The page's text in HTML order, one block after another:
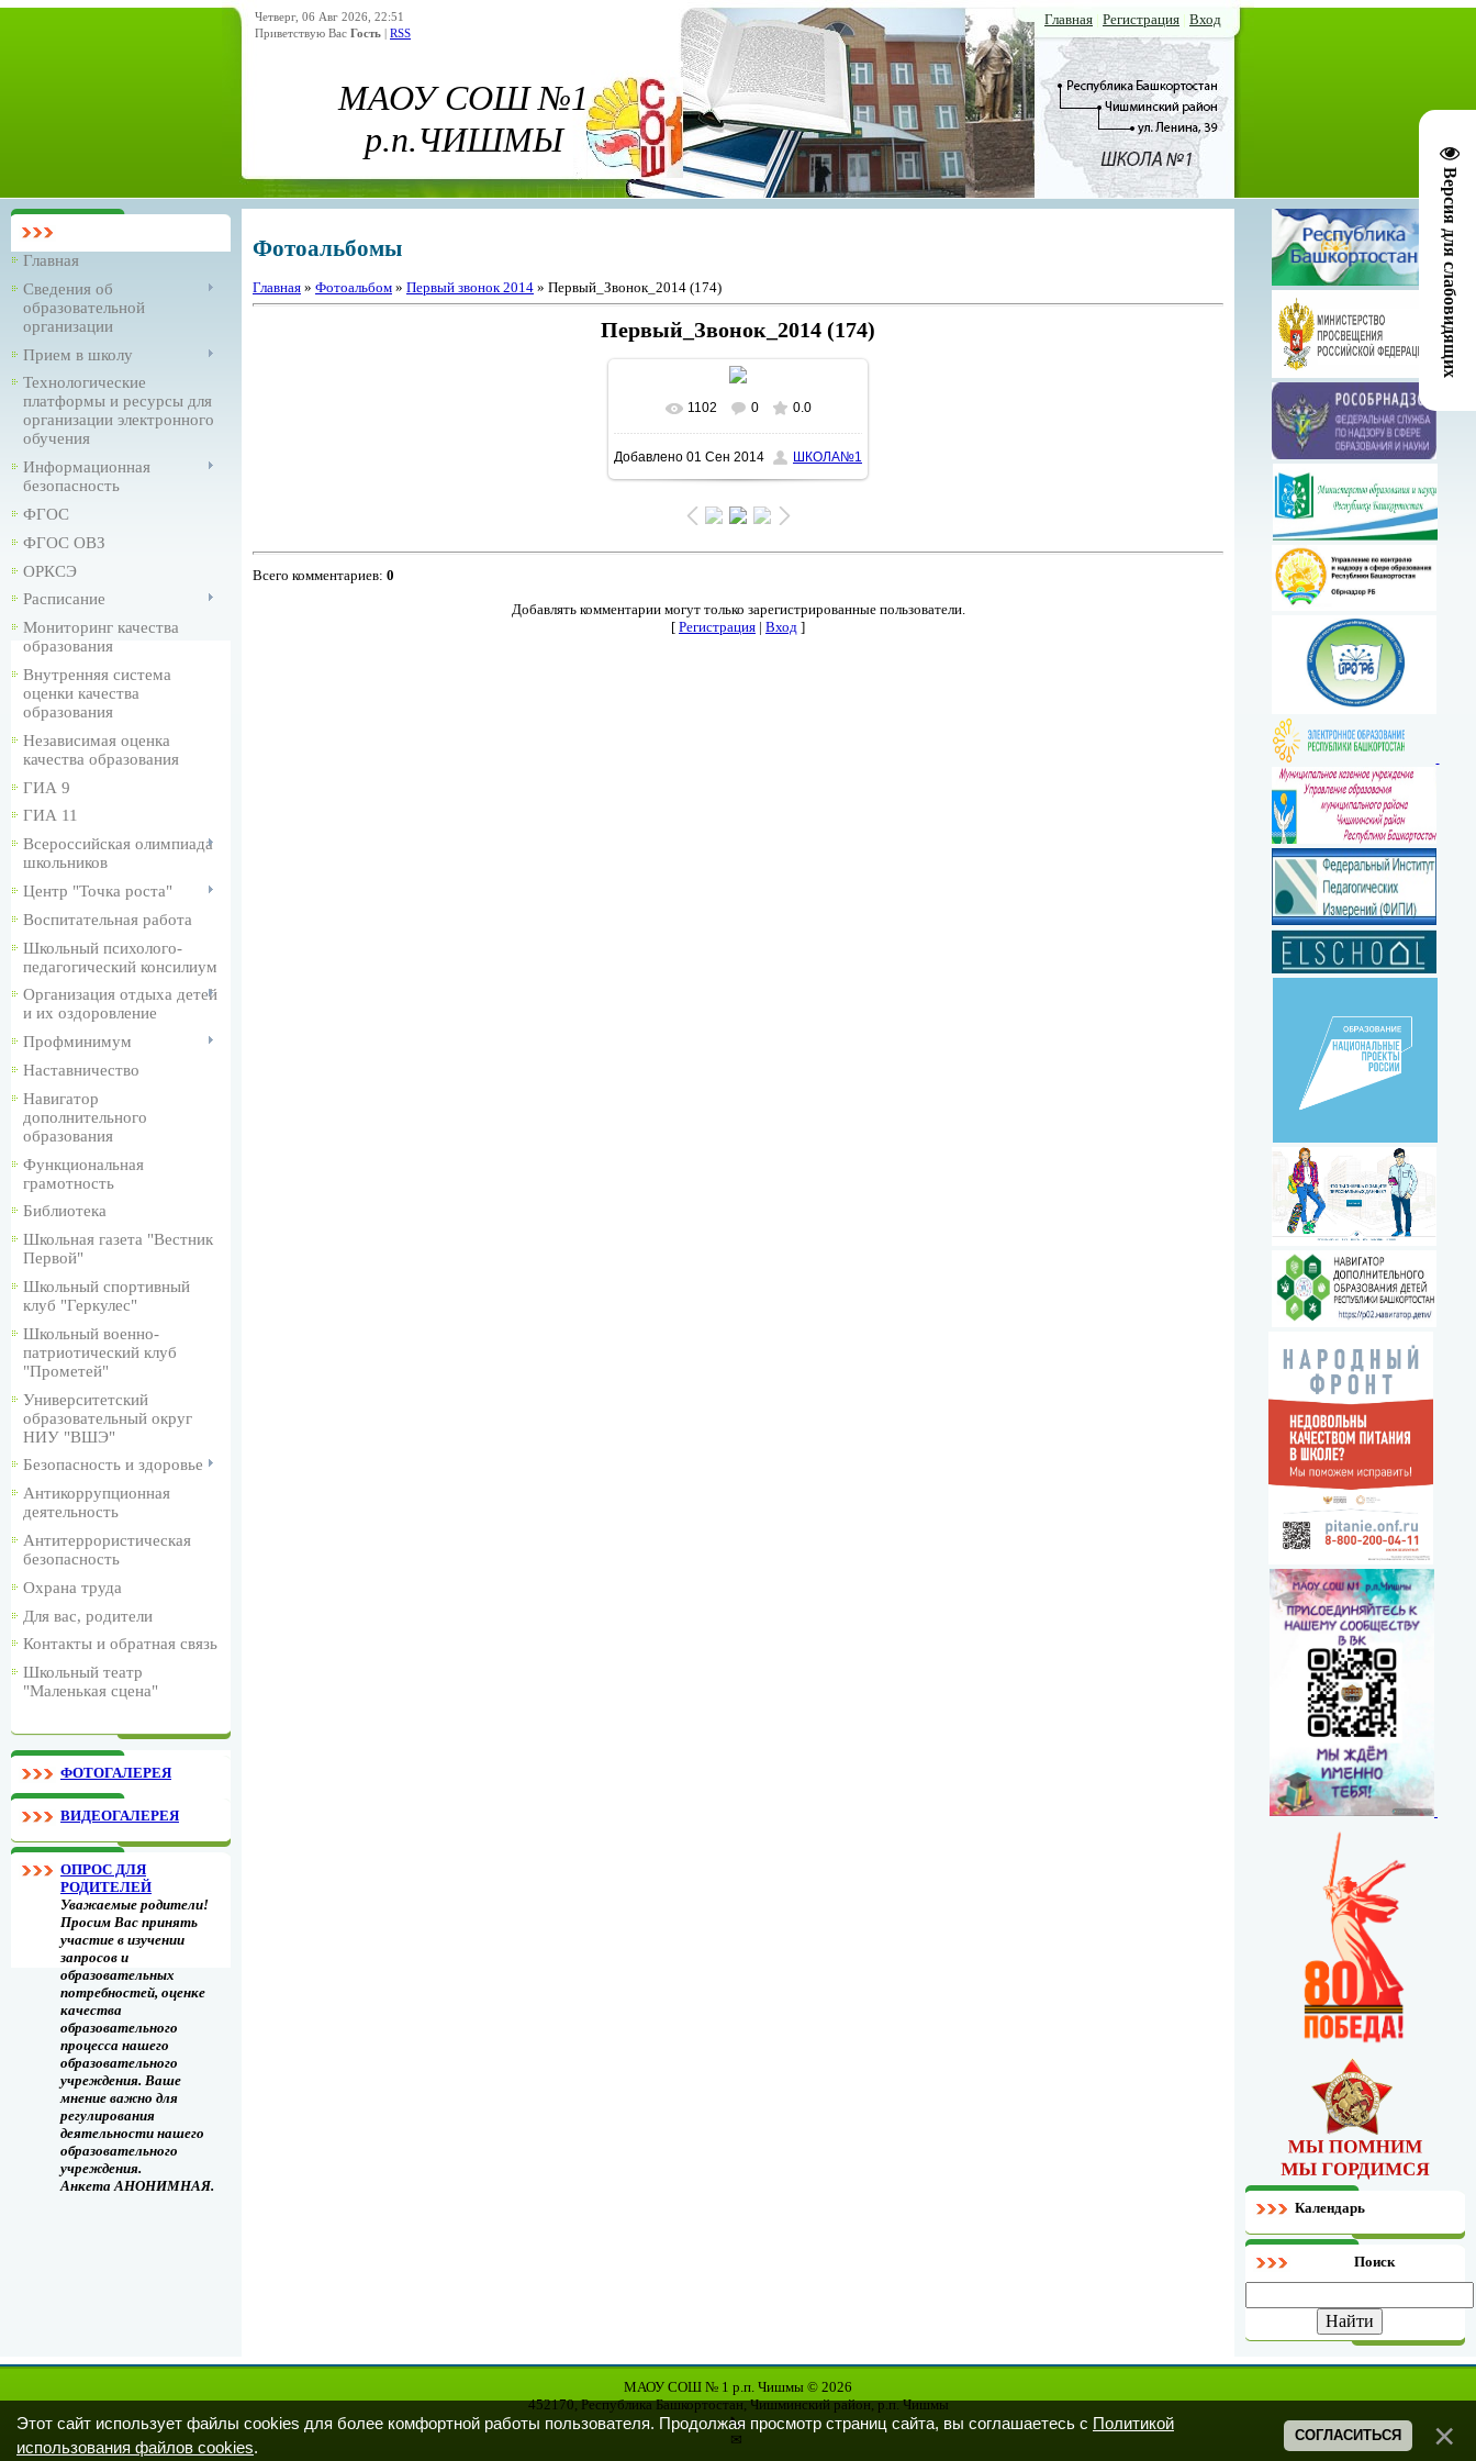
Версия для слабовидящих
Четверг, 06 Авг 2026, 22:51
Приветствую Вас Гость RSS
МАОУ СОШ №1
р.п.ЧИШМЫ
Главная | Регистрация | Вход
Главная
Сведения об
образовательной
организации
Прием в школу
Технологические
платформы и ресурсы для
организации электронного
обучения
Информационная
безопасность
ФГОС
ФГОС ОВЗ
ОРКСЭ
Расписание
Мониторинг качества
образования
Внутренняя система
оценки качества
образования
Независимая оценка
качества образования
ГИА 9
ГИА 11
Всероссийская олимпиада
школьников
Центр "Точка роста"
Воспитательная работа
Школьный психолого-
педагогический консилиум
Организация отдыха детей
и их оздоровление
Профминимум
Наставничество
Навигатор
дополнительного
образования
Функциональная
грамотность
Библиотека
Школьная газета "Вестник
Первой"
Школьный спортивный
клуб "Геркулес"
Школьный военно-
патриотический клуб
"Прометей"
Университетский
образовательный округ
НИУ "ВШЭ"
Безопасность и здоровье
Антикоррупционная
деятельность
Антитеррористическая
безопасность
Охрана труда
Для вас, родители
Контакты и обратная связь
Школьный театр
"Маленькая сцена"
ФОТОГАЛЕРЕЯ
ВИДЕОГАЛЕРЕЯ
ОПРОС ДЛЯ
РОДИТЕЛЕЙ
Уважаемые родители!
Просим Вас принять
участие в изучении
запросов и
образовательных
потребностей, оценке
качества
образовательного
процесса нашего
образовательного
учреждения. Ваше
мнение важно для
регулирования
деятельности нашего
образовательного
учреждения.
Анкета АНОНИМНАЯ.
Фотоальбомы
Главная » Фотоальбом » Первый звонок 2014 » Первый_Звонок_2014 (174)
Первый_Звонок_2014 (174)
В реальном размере 1600x1066
384.9Kb
1102 0 0.0
Добавлено 01 Сен 2014 ШКОЛА№1
Всего комментариев: 0
Добавлять комментарии могут только зарегистрированные пользователи.
[ Регистрация | Вход ]
Календарь
Поиск
МАОУ СОШ № 1 р.п. Чишмы © 2026
452170, Республика Башкортостан, Чишминский район, р.п. Чишмы
📞
✉
Этот сайт использует файлы cookies для более комфортной работы пользователя. Продолжая просмотр страниц сайта, вы соглашаетесь с Политикой
использования файлов cookies.
СОГЛАСИТЬСЯ